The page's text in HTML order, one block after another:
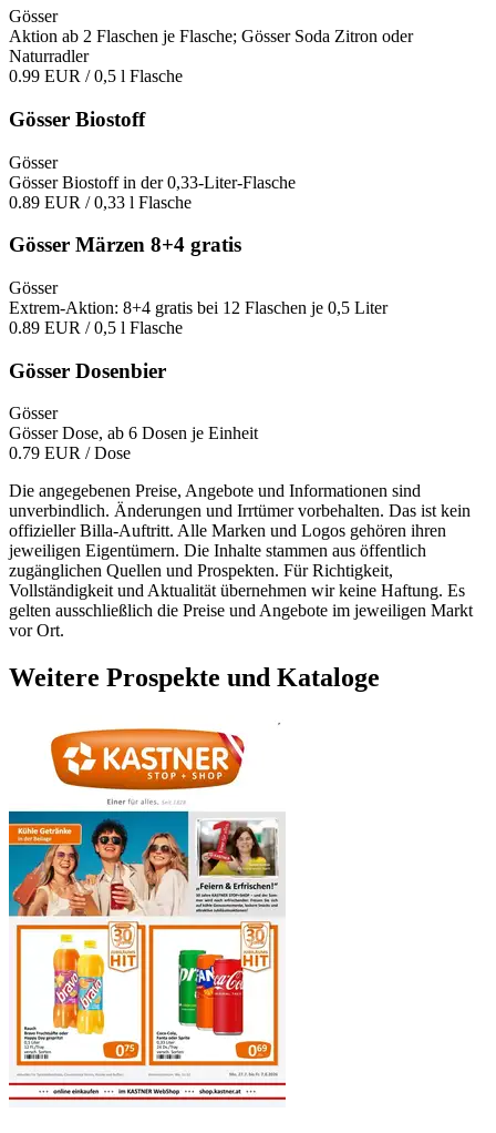
Gösser
Aktion ab 2 Flaschen je Flasche; Gösser Soda Zitron oder
Naturradler
0.99 EUR / 0,5 l Flasche
Gösser Biostoff
Gösser
Gösser Biostoff in der 0,33-Liter-Flasche
0.89 EUR / 0,33 l Flasche
Gösser Märzen 8+4 gratis
Gösser
Extrem-Aktion: 8+4 gratis bei 12 Flaschen je 0,5 Liter
0.89 EUR / 0,5 l Flasche
Gösser Dosenbier
Gösser
Gösser Dose, ab 6 Dosen je Einheit
0.79 EUR / Dose
Die angegebenen Preise, Angebote und Informationen sind
unverbindlich. Änderungen und Irrtümer vorbehalten. Das ist kein
offizieller Billa-Auftritt. Alle Marken und Logos gehören ihren
jeweiligen Eigentümern. Die Inhalte stammen aus öffentlich
zugänglichen Quellen und Prospekten. Für Richtigkeit,
Vollständigkeit und Aktualität übernehmen wir keine Haftung. Es
gelten ausschließlich die Preise und Angebote im jeweiligen Markt
vor Ort.
Weitere Prospekte und Kataloge